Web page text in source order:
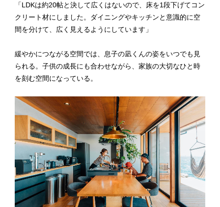
「LDKは約20帖と決して広くはないので、床を1段下げてコン
クリート材にしました。ダイニングやキッチンと意識的に空
間を分けて、広く見えるようにしています」
緩やかにつながる空間では、息子の凪くんの姿をいつでも見
られる。子供の成長にも合わせながら、家族の大切なひと時
を刻む空間になっている。